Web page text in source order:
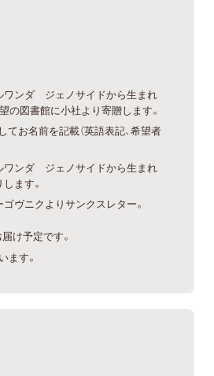
ンダ ジェノサイドから生まれ
の図書館に小社より寄贈します。
てお名前を記載（英語表記、希望者
ンダ ジェノサイドから生まれ
ます。
ゴヴニクよりサンクスレター。
け予定です。
ます。